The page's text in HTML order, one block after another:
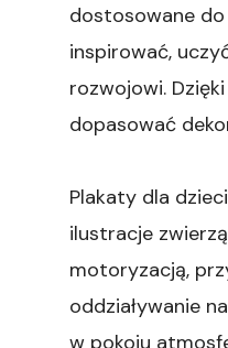
dostosowane do
inspirować,
rozwojowi.
dopasować
Plakaty dla
ilustracje
motoryzacją,
oddziaływanie
w pokoju